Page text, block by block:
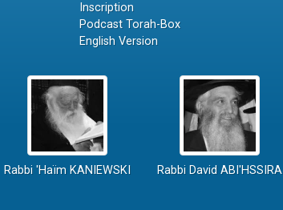
Inscription
Podcast Torah-Box
English Version
Rabbi 'Haïm KANIEWSKI Rabbi David ABI'HSSIRA